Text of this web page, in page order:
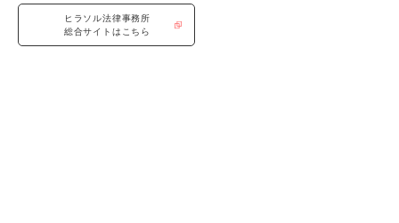
ヒラソル法律事務所
総合サイトはこちら